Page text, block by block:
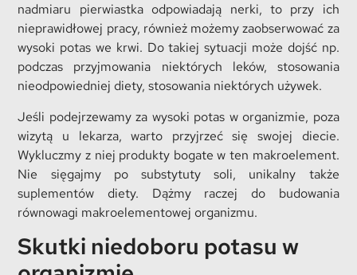
nadmiaru pierwiastka odpowiadają nerki, to przy ich
nieprawidłowej pracy, również możemy zaobserwować za
wysoki potas we krwi. Do takiej sytuacji może dojść np.
podczas przyjmowania niektórych leków, stosowania
nieodpowiedniej diety, stosowania niektórych używek.
Jeśli podejrzewamy za wysoki potas w organizmie, poza
wizytą u lekarza, warto przyjrzeć się swojej diecie.
Wykluczmy z niej produkty bogate w ten makroelement.
Nie sięgajmy po substytuty soli, unikalny także
suplementów diety. Dążmy raczej do budowania
równowagi makroelementowej organizmu.
Skutki niedoboru potasu w